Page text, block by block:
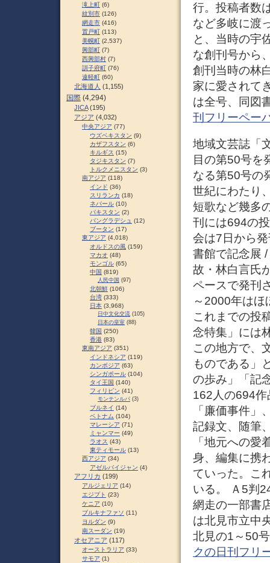
行。投稿者数
など多岐に渡
と、当時の宇
な創刊号から
創刊当時の林
家に愛されて
は全号、同図
刊フリーペー
地域文芸誌「
目の第50号を
なる第50号の
世紀にわたり
短歌など幾多
刊には694の
会は7日から
書館で記念展
故・林白言氏
ペースで発刊
～2000年は
これまでの投
念特集」には
この地方で、
ものである」
の歩み」「記
162人の694作
「廉価事件
記録文、随筆
「地元への
身、編集に携
ていった。こ
いる。 Ａ5判
網走の一部書
は北見市立中
北見の1～50
クの日刊フリ
滝上町 (6)
紋別市 (126)
網走市 (416)
置戸町 (113)
美幌町 (2,537)
興部町 (7)
西興部村 (7)
訓子府町 (76)
遠軽町 (60)
北海道人 (1,155)
国際 (4,294)
JICA(195)
アジア (4,032)
中央アジア (77)
ウズベキスタン (9)
カザフスタン (6)
キルギス (15)
タジキスタン (7)
トルクメニスタン (3)
南アジア (118)
インド (36)
スリランカ (18)
ネパール (10)
パキスタン (2)
バングラデシュ (12)
ブータン (17)
東アジア (4,018)
オルドスの風 (159)
マカオ (48)
モンゴル (65)
中国 (819)
人民中国 (97)
北朝鮮 (106)
台湾 (333)
日本 (3,968)
日中文化交流 (105)
日本の皇室 (88)
韓国 (250)
香港 (83)
東南アジア (351)
インドネシア (119)
カンボジア (63)
シンガポール (104)
タイ王国 (140)
フィリピン (41)
モンテンルパ (3)
ブルネイ (14)
ベトナム (104)
マレーシア (71)
ミャンマー (49)
ラオス (43)
東ティモール (13)
西アジア (34)
アゼルバイジャン (4)
アフリカ (199)
アルジェリア (14)
エジプト (23)
ケニア (10)
ブルキナファソ (11)
ヨルダン (9)
南スーダン (19)
オセアニア (117)
オーストラリア (33)
サモア (1)